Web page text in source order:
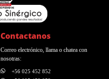
Contactanos
Correo electrónico, llama o chatea con
nosotras:
+56 025 452 852